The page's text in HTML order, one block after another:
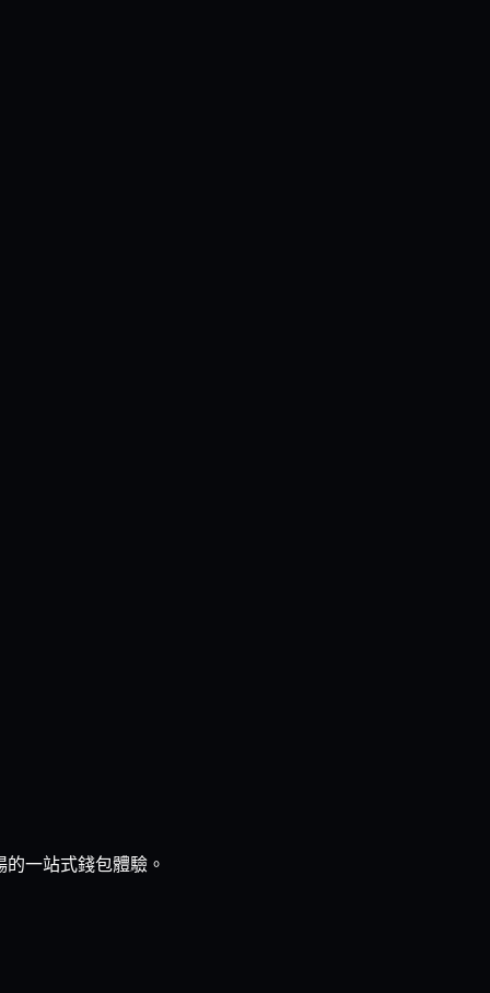
一站式錢包體驗。